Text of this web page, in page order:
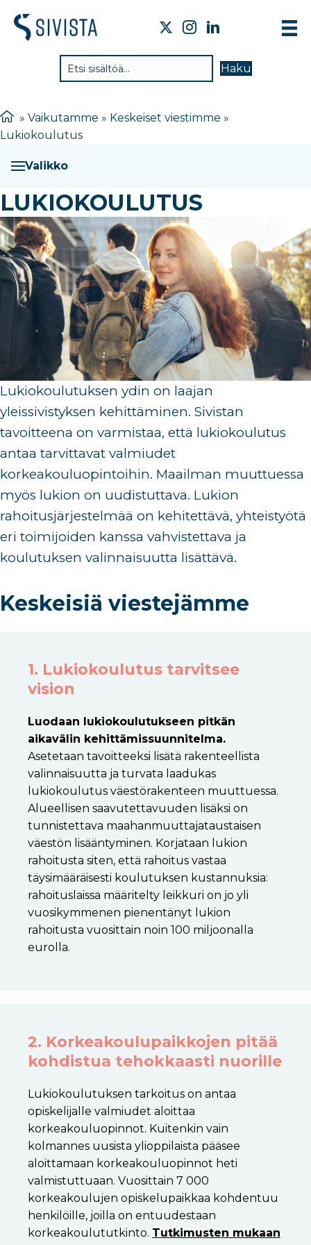
Haku
» Vaikutamme » Keskeiset viestimme »
Lukiokoulutus
Valikko
LUKIOKOULUTUS
Lukiokoulutuksen ydin on laajan
yleissivistyksen kehittäminen. Sivistan
tavoitteena on varmistaa, että lukiokoulutus
antaa tarvittavat valmiudet
korkeakouluopintoihin. Maailman muuttuessa
myös lukion on uudistuttava. Lukion
rahoitusjärjestelmää on kehitettävä, yhteistyötä
eri toimijoiden kanssa vahvistettava ja
koulutuksen valinnaisuutta lisättävä.
Keskeisiä viestejämme
1. Lukiokoulutus tarvitsee
vision
Luodaan lukiokoulutukseen pitkän
aikavälin kehittämissuunnitelma.
Asetetaan tavoitteeksi lisätä rakenteellista
valinnaisuutta ja turvata laadukas
lukiokoulutus väestörakenteen muuttuessa.
Alueellisen saavutettavuuden lisäksi on
tunnistettava maahanmuuttajataustaisen
väestön lisääntyminen. Korjataan lukion
rahoitusta siten, että rahoitus vastaa
täysimääräisesti koulutuksen kustannuksia:
rahoituslaissa määritelty leikkuri on jo yli
vuosikymmenen pienentänyt lukion
rahoitusta vuosittain noin 100 miljoonalla
eurolla.
2. Korkeakoulupaikkojen pitää
kohdistua tehokkaasti nuorille
Lukiokoulutuksen tarkoitus on antaa
opiskelijalle valmiudet aloittaa
korkeakouluopinnot. Kuitenkin vain
kolmannes uusista ylioppilaista pääsee
aloittamaan korkeakouluopinnot heti
valmistuttuaan. Vuosittain 7 000
korkeakoulujen opiskelupaikkaa kohdentuu
henkilöille, joilla on entuudestaan
korkeakoulututkinto. Tutkimusten mukaan